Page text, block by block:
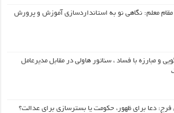
مقام معلم: نگاهی نو به استانداردسازی آموزش و پرورش
و مبارزه با فساد ، سناتور هاولی در مقابل مدیرعامل
فرج: دعا برای ظهور، حکومت یا بسترسازی برای عدالت؟